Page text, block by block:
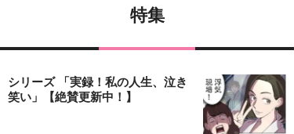
特集
シリーズ 「実録！私の人生、泣き
笑い」【絶賛更新中！】